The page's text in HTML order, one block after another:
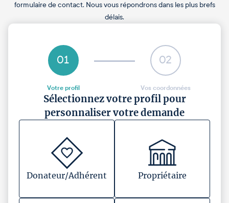
formulaire de contact. Nous vous répondrons dans les plus brefs
délais.
01
Votre profil
02
Vos coordonnées
Sélectionnez votre profil pour
personnaliser votre demande
Donateur/Adhérent Propriétaire